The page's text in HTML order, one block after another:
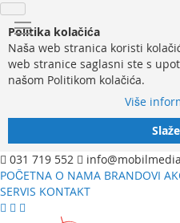
Politika kolačića
Naša web stranica koristi
web stranice saglasni ste s
našom Politikom kolačića.
Više
031 719 552
POČETNA O NAMA BRANDOVI
SERVIS KONTAKT